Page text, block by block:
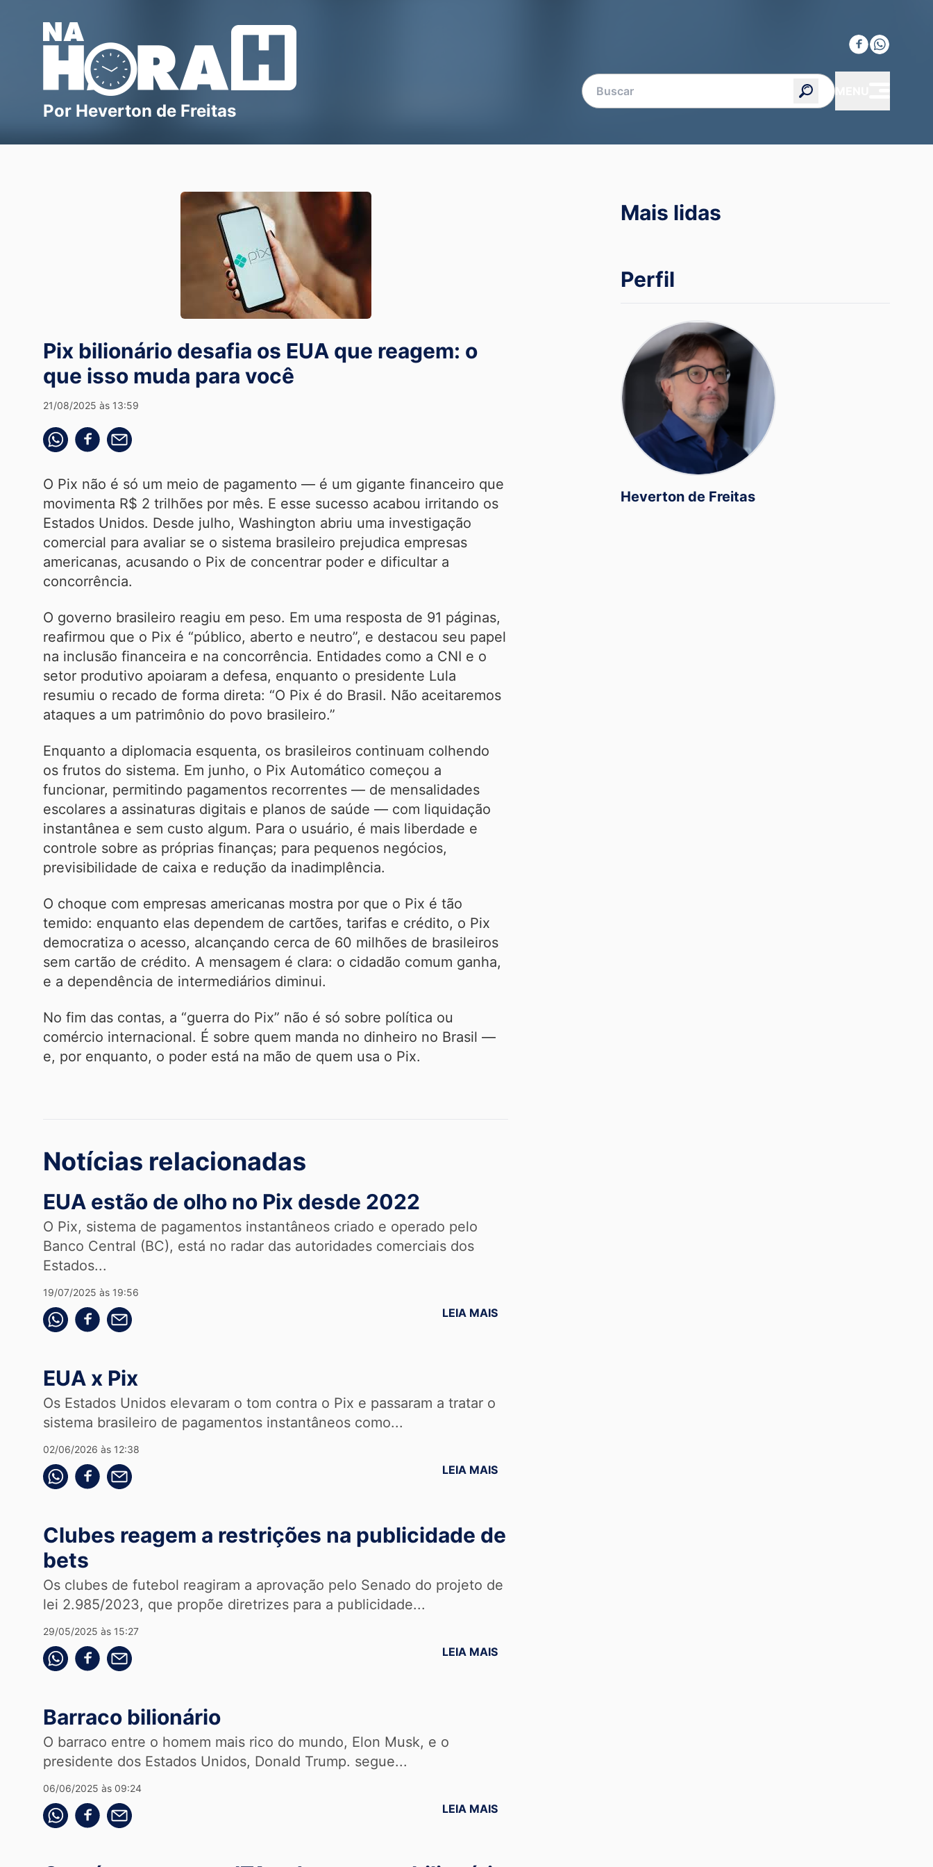
Blog Na Hora H
Por Heverton de Freitas
Pix bilionário desafia os EUA que reagem: o
que isso muda para você
21/08/2025 às 13:59
Compartilhe pelo whatsapp
Compartilhar no facebook
Compartilhe pelo email
O Pix não é só um meio de pagamento — é um gigante financeiro que
movimenta R$ 2 trilhões por mês. E esse sucesso acabou irritando os
Estados Unidos. Desde julho, Washington abriu uma investigação
comercial para avaliar se o sistema brasileiro prejudica empresas
americanas, acusando o Pix de concentrar poder e dificultar a
concorrência.
O governo brasileiro reagiu em peso. Em uma resposta de 91 páginas,
reafirmou que o Pix é “público, aberto e neutro”, e destacou seu papel
na inclusão financeira e na concorrência. Entidades como a CNI e o
setor produtivo apoiaram a defesa, enquanto o presidente Lula
resumiu o recado de forma direta: “O Pix é do Brasil. Não aceitaremos
ataques a um patrimônio do povo brasileiro.”
Enquanto a diplomacia esquenta, os brasileiros continuam colhendo
os frutos do sistema. Em junho, o Pix Automático começou a
funcionar, permitindo pagamentos recorrentes — de mensalidades
escolares a assinaturas digitais e planos de saúde — com liquidação
instantânea e sem custo algum. Para o usuário, é mais liberdade e
controle sobre as próprias finanças; para pequenos negócios,
previsibilidade de caixa e redução da inadimplência.
O choque com empresas americanas mostra por que o Pix é tão
temido: enquanto elas dependem de cartões, tarifas e crédito, o Pix
democratiza o acesso, alcançando cerca de 60 milhões de brasileiros
sem cartão de crédito. A mensagem é clara: o cidadão comum ganha,
e a dependência de intermediários diminui.
No fim das contas, a “guerra do Pix” não é só sobre política ou
comércio internacional. É sobre quem manda no dinheiro no Brasil —
e, por enquanto, o poder está na mão de quem usa o Pix.
Notícias relacionadas
EUA estão de olho no Pix desde 2022
O Pix, sistema de pagamentos instantâneos criado e operado pelo
Banco Central (BC), está no radar das autoridades comerciais dos
Estados...
19/07/2025 às 19:56
Compartilhe pelo whatsapp
Compartilhar no facebook
Compartilhe pelo email LEIA MAIS
EUA x Pix
Os Estados Unidos elevaram o tom contra o Pix e passaram a tratar o
sistema brasileiro de pagamentos instantâneos como...
02/06/2026 às 12:38
Compartilhe pelo whatsapp
Compartilhar no facebook
Compartilhe pelo email LEIA MAIS
Clubes reagem a restrições na publicidade de
bets
Os clubes de futebol reagiram a aprovação pelo Senado do projeto de
lei 2.985/2023, que propõe diretrizes para a publicidade...
29/05/2025 às 15:27
Compartilhe pelo whatsapp
Compartilhar no facebook
Compartilhe pelo email LEIA MAIS
Barraco bilionário
O barraco entre o homem mais rico do mundo, Elon Musk, e o
presidente dos Estados Unidos, Donald Trump. segue...
06/06/2025 às 09:24
Compartilhe pelo whatsapp
Compartilhar no facebook
Compartilhe pelo email LEIA MAIS
Mais lidas
Perfil
Heverton de Freitas